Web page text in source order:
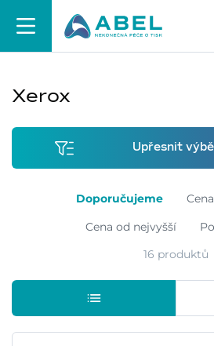
Xerox
Upřesnit
Doporučujeme
Cena od nejvyšší
16 produktů